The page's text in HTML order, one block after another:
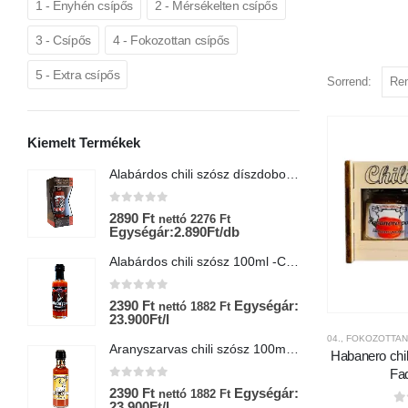
Sorrend:
04.,
Habanero
1 - Enyhén csípős 2 - Mérsékelten csípős
3 - Csípős 4 - Fokozottan csípős
5 - Extra csípős
Kiemelt Termékek
0az 5-ből
2890 Ft nettó 2276 Ft
Egységár:2.890Ft/db
0az 5-ből
2390 Ft nettó 1882 Ft Egységár:
23.900Ft/l
Aranyszarvas chili szósz 100ml-Chili Hungária
0az 5-ből
2390 Ft nettó 1882 Ft Egységár:
0